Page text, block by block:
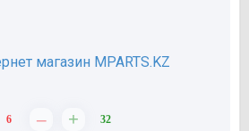
магазин MPARTS.KZ
6 – + 32